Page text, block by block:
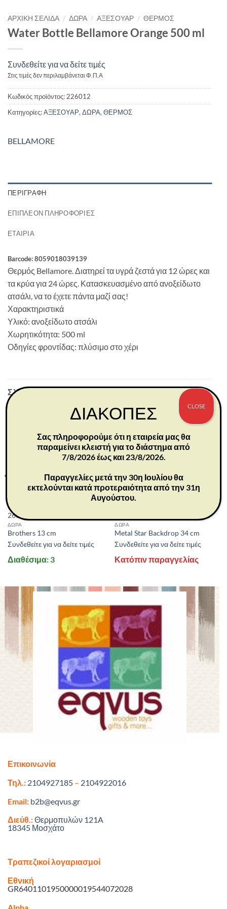
ΑΡΧΙΚΉ ΣΕΛΊΔΑ / ΔΩΡΑ / ΑΞΕΣΟΥΑΡ / ΘΕΡΜΟΣ
Water Bottle Bellamore Orange 500 ml
Συνδεθείτε για να δείτε τιμές
Στις τιμές δεν περιλαμβάνεται Φ.Π.Α
Κωδικός προϊόντος: 226012
Κατηγορίες:ΑΞΕΣΟΥΑΡ, ΔΩΡΑ, ΘΕΡΜΟΣ
BELLAMORE
ΠΕΡΙΓΡΑΦΉ
ΕΠΙΠΛΈΟΝ ΠΛΗΡΟΦΟΡΊΕΣ
ΕΤΑΙΡΊΑ
Barcode: 8059018039139
Θερμός Bellamore. Διατηρεί τα υγρά ζεστά για 12 ώρες και
τα κρύα για 24 ώρες. Κατασκευασμένο από ανοξείδωτο
ατσάλι, να το έχετε πάντα μαζί σας!
Χαρακτηριστικά
Υλικό: ανοξείδωτο ατσάλι
Χωρητικότητα: 500 ml
Οδηγίες φροντίδας: πλύσιμο στο χέρι
ΣΧΕΤΙΚΆ ΠΡΟΪΌΝΤΑ
26056
ΔΩΡΑ
Brothers 13 cm
Συνδεθείτε για να δείτε τιμές
Διαθέσιμα: 3
ΔΩΡΑ
Metal Star Backdrop 34 cm
Συνδεθείτε για να δείτε τιμές
Κατόπιν παραγγελίας
Επικοινωνία
Τηλ.: 2104927185 – 2104922016
Email: b2b@eqvus.gr
Διεύθ.:Θερμοπυλών 121A
18345 Μοσχάτο
Τραπεζικοί λογαριασμοί
Εθνική
GR6401101950000019544072028
ΔΙΑΚΟΠΕΣ
Σας πληροφορούμε ότι η εταιρεία μας θα
παραμείνει κλειστή για το διάστημα από
7/8/2026 έως και 23/8/2026.
Παραγγελίες μετά την 30η Ιουλίου θα
εκτελούνται κατά προτεραιότητα από την 31η
Αυγούστου.
CLOSE